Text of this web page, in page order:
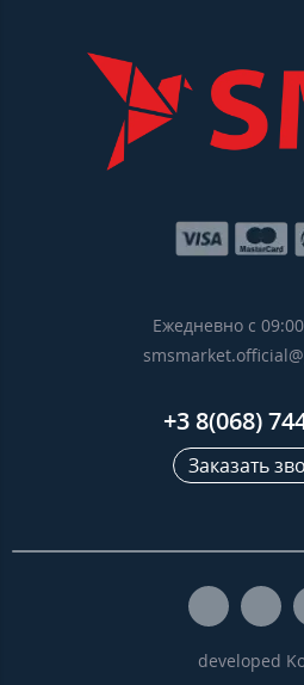
Ежедневно с
+3 8(068)
Заказать
developed